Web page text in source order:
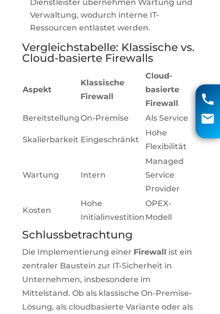
Dienstleister übernehmen Wartung und
Verwaltung, wodurch interne IT-
Ressourcen entlastet werden.
Vergleichstabelle: Klassische vs.
Cloud-basierte Firewalls
Aspekt
Klassische
Firewall
Cloud-
basierte
Firewall
BereitstellungOn-Premise Als Service
Skalierbarkeit Eingeschränkt
Hohe
Flexibilität
Wartung Intern
Managed
Service
Provider
Kosten
Hohe
Initialinvestition
OPEX-
Modell
Schlussbetrachtung
Die Implementierung einer Firewall
ist ein
zentraler Baustein zur IT-Sicherheit in
Unternehmen, insbesondere im
Mittelstand. Ob als klassische On-Premise-
Lösung, als cloudbasierte Variante oder als
Matthias Voigt
04131 85 90
info@aci-edv.de
Rückruf